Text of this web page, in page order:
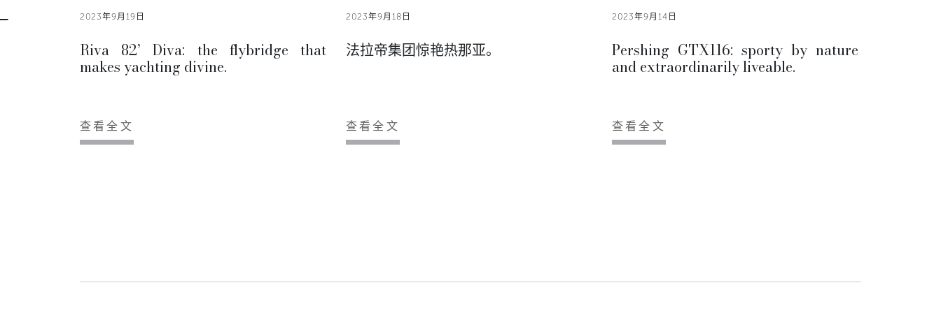
2023年9月19日
Riva 82’ Diva: the flybridge that
makes yachting divine.
查看全文
2023年9月18日
法拉帝集团惊艳热那亚。
查看全文
2023年9月14日
Pershing GTX116: sporty by nature
and extraordinarily liveable.
查看全文